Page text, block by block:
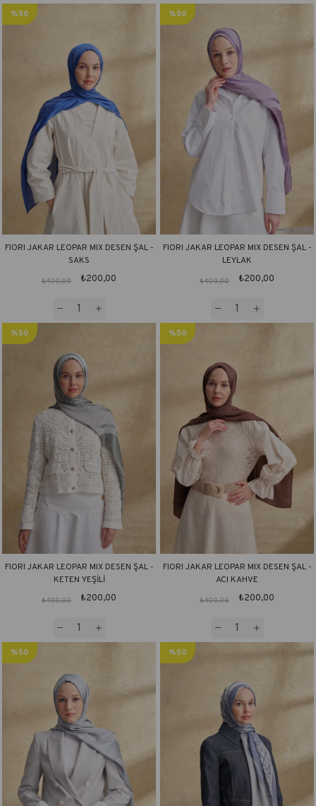
FIORI JAKAR LEOPAR MIX DESEN ŞAL -
SAKS
₺200,00
₺400,00
%50
FIORI JAKAR LEOPAR MIX DESEN ŞAL -
LEYLAK
₺200,00
₺400,00
%50
FIORI JAKAR LEOPAR MIX DESEN ŞAL -
KETEN YEŞİLİ
₺200,00
₺400,00
%50
FIORI JAKAR LEOPAR MIX DESEN ŞAL -
ACI KAHVE
₺200,00
₺400,00
%50
%50
%50